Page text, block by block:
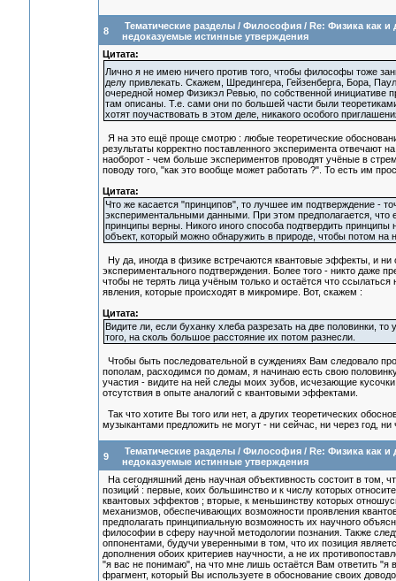
8 Тематические разделы/ Философия/ Re: Физика как и
недоказуемые истинные утверждения
Цитата:
Лично я не имею ничего против того, чтобы философы тоже
делу привлекать. Скажем, Шредингера, Гейзенберга, Бора,
очередной номер Физикэл Ревью, по собственной инициативе
там описаны. Т.е. сами они по большей части были
хотят поучаствовать в этом деле, никакого особого
Я на это ещё проще смотрю : любые теоретические
результаты корректно поставленного эксперимента отвечают
наоборот - чем больше экспериментов проводят учёные в
поводу того, "как это вообще может работать ?". То есть им
Цитата:
Что же касается "принципов", то лучшее им подтверждение -
экспериментальными данными. При этом предполагается, что
принципы верны. Никого иного способа подтвердить
объект, который можно обнаружить в природе, чтобы потом на
Ну да, иногда в физике встречаются квантовые эффекты, и
экспериментального подтверждения. Более того - никто даже
чтобы не терять лица учёным только и остаётся что
явления, которые происходят в микромире. Вот, скажем :
Цитата:
Видите ли, если буханку хлеба разрезать на две половинки,
того, на сколь большое расстояние их потом разнесли.
Чтобы быть последовательной в суждениях Вам следовало
пополам, расходимся по домам, я начинаю есть свою
участия - видите на ней следы моих зубов, исчезающие
отсутствия в опыте аналогий с квантовыми эффектами.
Так что хотите Вы того или нет, а других теоретических
музыкантами предложить не могут - ни сейчас, ни через год, ни
9 Тематические разделы/ Философия/ Re: Физика как и
недоказуемые истинные утверждения
На сегодняшний день научная объективность состоит в том,
позиций : первые, коих большинство и к числу которых
квантовых эффектов ; вторые, к меньшинству которых
механизмов, обеспечивающих возможности проявления
предполагать принципиальную возможность их научного
философии в сферу научной методологии познания. Также
оппонентами, будучи уверенными в том, что их позиция
дополнения обоих критериев научности, а не их
"я вас не понимаю", на что мне лишь остаётся Вам ответить
фрагмент, который Вы используете в обоснование своих